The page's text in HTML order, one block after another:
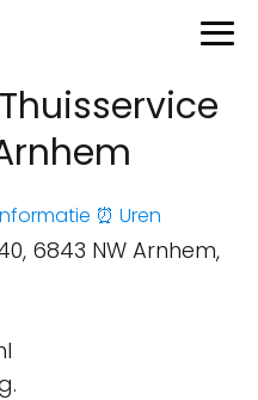
⏰ Uren
6843 NW Arnhem,